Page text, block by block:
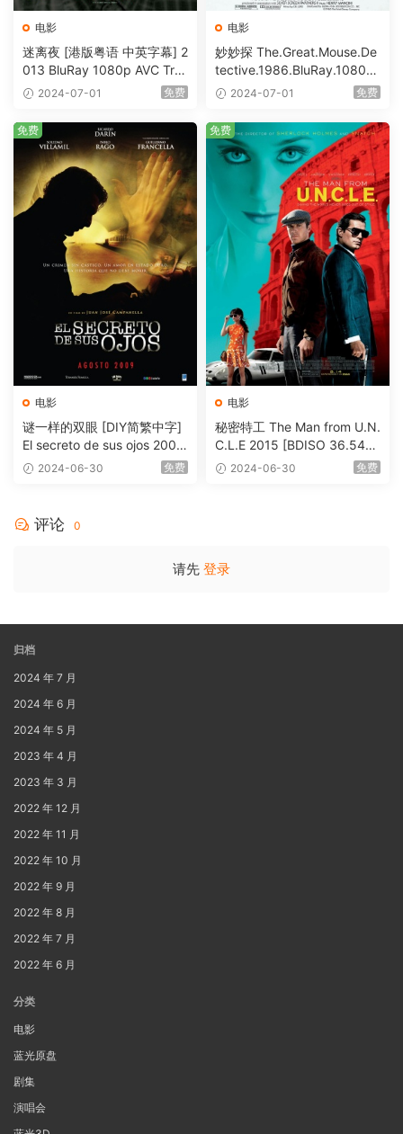
电影
迷离夜 [港版粤语 中英字幕] 2
013 BluRay 1080p AVC Tru
eHD5.1 [BDISO 22.64GB]
2024-07-01 免费
电影
妙妙探 The.Great.Mouse.De
tective.1986.BluRay.1080p.
AVC.DTS-HD.MA.5.1-HDHo
2024-07-01 免费
电影
谜一样的双眼 [DIY简繁中字]
El secreto de sus ojos 2009
1080p Blu-ray AVC DTS-HD
2024-06-30 免费
免费
电影
秘密特工 The Man from U.N.
C.L.E 2015 [BDISO 36.54G
B] 2024-06-30 免费
免费
评论 0
请先 登录
归档
2024 年 7 月
2024 年 6 月
2024 年 5 月
2023 年 4 月
2023 年 3 月
2022 年 12 月
2022 年 11 月
2022 年 10 月
2022 年 9 月
2022 年 8 月
2022 年 7 月
2022 年 6 月
分类
电影
蓝光原盘
剧集
演唱会